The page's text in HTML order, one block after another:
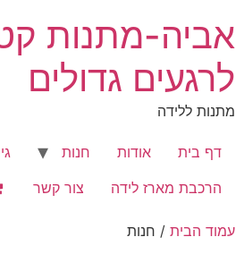
לתוכן
אביה-מתנות
לרגעים גדולים
מתנות ללידה
דף בית אודות חנות
הרכבת מארז לידה
צור קשר
עמוד הבית / חנות